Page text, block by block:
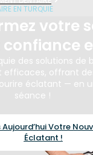
EN TURQUIE
votre
des solutions de
efficaces, offrant
éclatant — en
séance !
Aujourd’hui Votre
Éclatant !